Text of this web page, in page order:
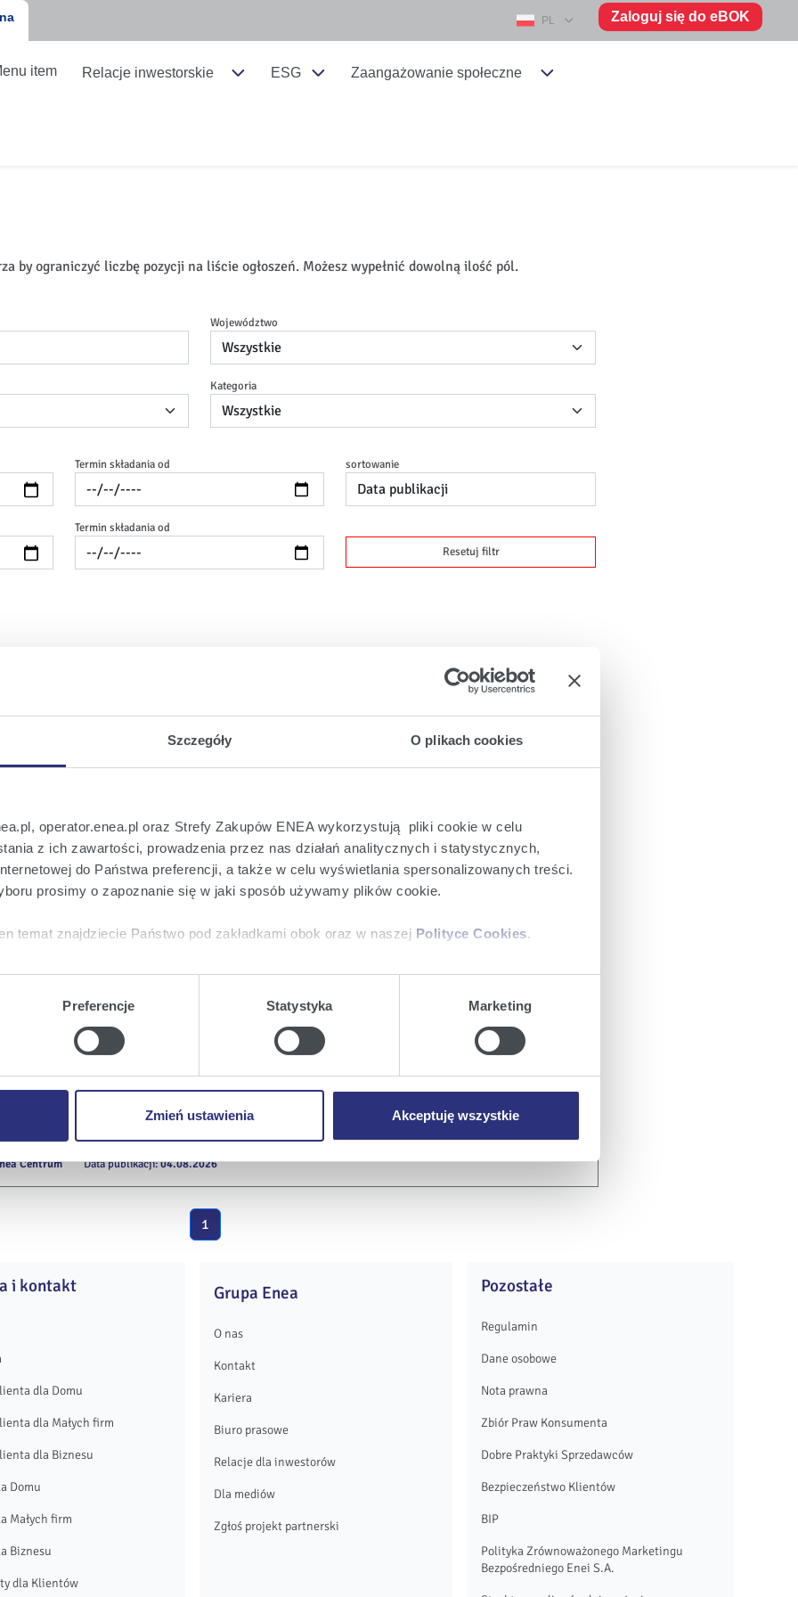
Szczegóły O plikach cookies
operator.enea.pl oraz Strefy Zakupów ENEA wykorzystują pliki cookie w celu
z ich zawartości, prowadzenia przez nas działań analitycznych i statystycznych,
do Państwa preferencji, a także w celu wyświetlania spersonalizowanych treści.
prosimy o zapoznanie się w jaki sposób używamy plików cookie.
temat znajdziecie Państwo pod zakładkami obok oraz w naszej Polityce Cookies.
wyrażają Państwo zgodę na umieszczenie wszystkich rodzajów plików cookie z
urządzeniu.
Preferencje Statystyka Marketing
Zmień ustawienia Akceptuję wszystkie
PL Zaloguj się do eBOK
item Relacje inwestorskie ESG Zaangażowanie społeczne
by ograniczyć liczbę pozycji na liście ogłoszeń. Możesz wypełnić dowolną ilość pól.
Województwo
Kategoria
Termin składania od
Termin składania od
sortowanie
Resetuj filtr
Operacji Kadrowych i Płac (w Zespole Kadrowym)
Operacji Kadrowych i Płac (w Zespole Płacowym)
Enea Centrum Data publikacji: 10.07.2026
Data publikacji: 24.07.2026
Umów Klientów Biznesowych
Data publikacji:
Obsługi Funduszu Socjalnego i Benefitów
Centrum Data publikacji:04.08.2026
1
i kontakt
dla Domu
dla Małych firm
dla Biznesu
Domu
Małych firm
Biznesu
dla Klientów
Grupa Enea
O nas
Kontakt
Kariera
Biuro prasowe
Relacje dla inwestorów
Dla mediów
Zgłoś projekt partnerski
Pozostałe
Regulamin
Dane osobowe
Nota prawna
Zbiór Praw Konsumenta
Dobre Praktyki Sprzedawców
Bezpieczeństwo Klientów
BIP
Polityka Zrównoważonego Marketingu
Bezpośredniego Enei S.A.